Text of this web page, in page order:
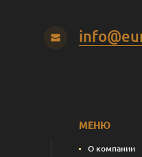
МЕНЮ
О компании